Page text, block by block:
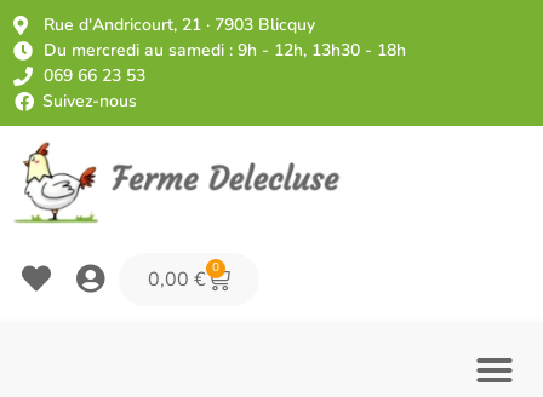
Rue d'Andricourt, 21 · 7903 Blicquy
Du mercredi au samedi : 9h - 12h, 13h30 - 18h
069 66 23 53
Suivez-nous
0,00 € 0